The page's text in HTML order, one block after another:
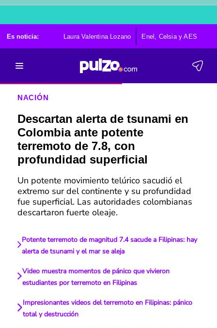
Es noticia: Laura Valentina Lozano Enel, Celsia y AES
NACIÓN
Descartan alerta de tsunami en
Colombia ante potente
terremoto de 7.8, con
profundidad superficial
Un potente movimiento telúrico sacudió el
extremo sur del continente y su profundidad
fue superficial. Las autoridades colombianas
descartaron fuerte oleaje.
Potente terremoto de magnitud 7.4 sacude a Filipinas: hay
alerta de tsunami y el mar se aleja
Video muestra momentos de pánico que vivieron
estudiantes por terremoto en Filipinas
Impresionantes videos del terremoto en Filipinas: pánico
total y destrucción